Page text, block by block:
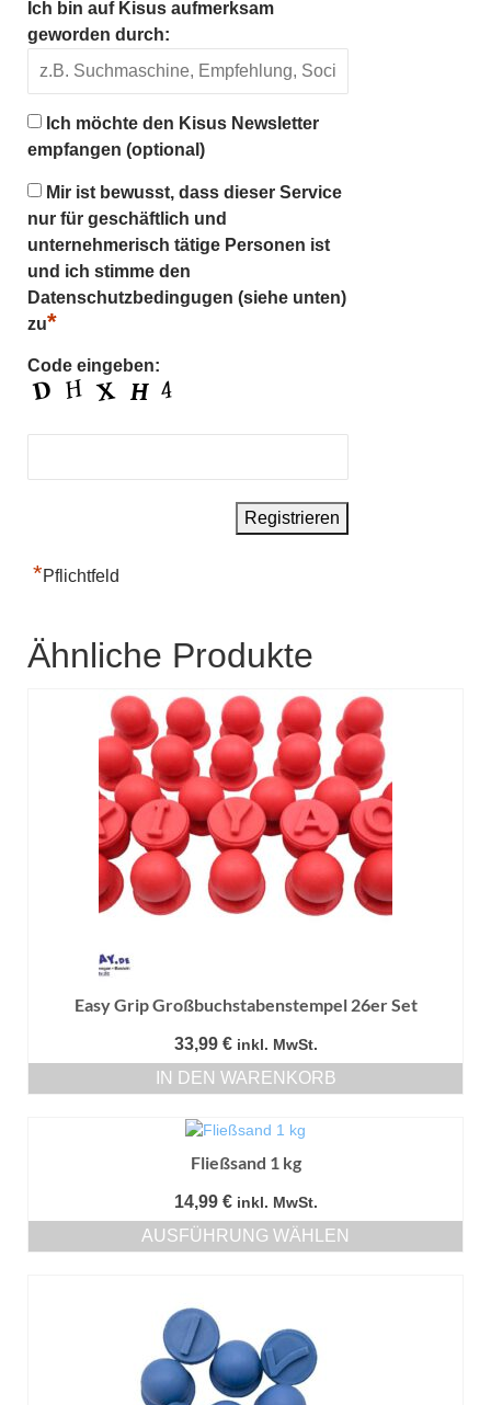
Ich bin auf Kisus aufmerksam
geworden durch:
Ich möchte den Kisus Newsletter
empfangen (optional)
Mir ist bewusst, dass dieser Service
nur für geschäftlich und
unternehmerisch tätige Personen ist
und ich stimme den
Datenschutzbedingugen (siehe unten)
zu*
Code eingeben:
*Pflichtfeld
Ähnliche Produkte
Easy Grip Großbuchstabenstempel 26er Set
33,99 € inkl. MwSt.
IN DEN WARENKORB
Fließsand 1 kg
14,99 € inkl. MwSt.
AUSFÜHRUNG WÄHLEN
mehrere
Varianten
auf.
Die